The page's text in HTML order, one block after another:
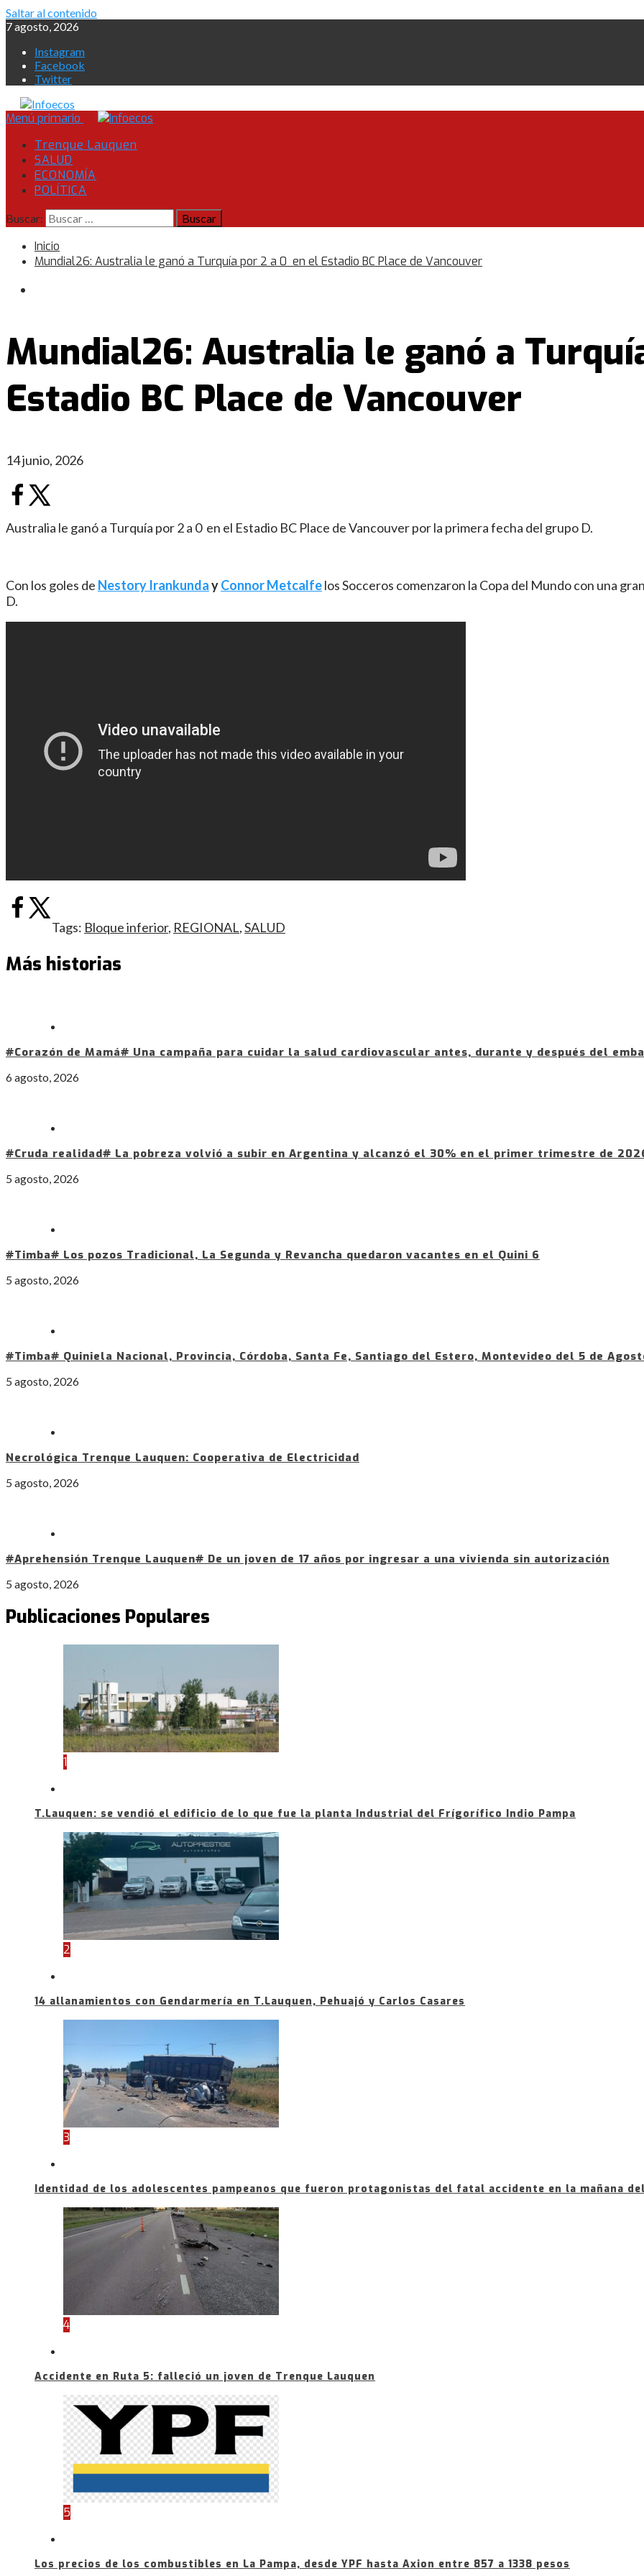
Saltar al contenido
7 agosto, 2026
Instagram
Facebook
Twitter
Menú primario
Trenque Lauquen
SALUD
ECONOMÍA
POLÍTICA
Buscar:
Inicio
Mundial26: Australia le ganó a Turquía por 2 a 0 en el Estadio BC Place de Vancouver
Mundial26: Australia le ganó a
Estadio BC Place de Vancouver
14 junio, 2026
Australia le ganó a Turquía por 2 a 0 en el Estadio BC Place de Vancouver por la primera fecha del grupo D.
Con los goles de Nestory IrankundayConnor Metcalfelos Socceros comenzaron la Copa del Mundo con una
D.
Tags: Bloque inferior, REGIONAL,SALUD
Más historias
#Corazón de Mamá# Una campaña para cuidar la salud cardiovascular antes, durante y después del
6 agosto, 2026
#Cruda realidad# La pobreza volvió a subir en Argentina y alcanzó el 30% en el primer trimestre de
5 agosto, 2026
#Timba# Los pozos Tradicional, La Segunda y Revancha quedaron vacantes en el Quini 6
5 agosto, 2026
#Timba# Quiniela Nacional, Provincia, Córdoba, Santa Fe, Santiago del Estero, Montevideo del 5 de
5 agosto, 2026
Necrológica Trenque Lauquen: Cooperativa de Electricidad
5 agosto, 2026
#Aprehensión Trenque Lauquen# De un joven de 17 años por ingresar a una vivienda sin autorización
5 agosto, 2026
Publicaciones Populares
1
T.Lauquen: se vendió el edificio de lo que fue la planta Industrial del Frígorífico Indio Pampa
2
14 allanamientos con Gendarmería en T.Lauquen, Pehuajó y Carlos Casares
3
Identidad de los adolescentes pampeanos que fueron protagonistas del fatal accidente en la mañana
4
Accidente en Ruta 5: falleció un joven de Trenque Lauquen
5
Los precios de los combustibles en La Pampa, desde YPF hasta Axion entre 857 a 1338 pesos